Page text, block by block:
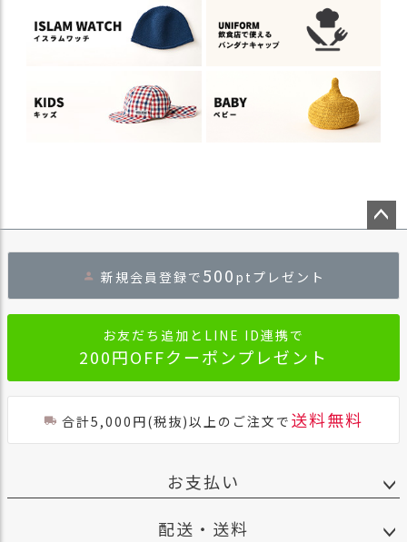
へ
新規会員登録で 500 ptプレゼント
お友だち追加とLINE ID連携で
200円OFFクーポンプレゼント
合計5,000円(税抜)以上のご注文で 送料無料
お支払い
配送・送料